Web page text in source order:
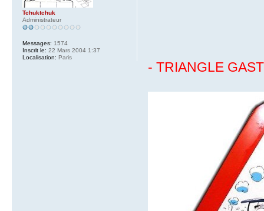
- TRIANGLE
Tchuktchuk
Administrateur
Messages: 1574
Inscrit le: 22 Mars 2004 1:37
Localisation: Paris